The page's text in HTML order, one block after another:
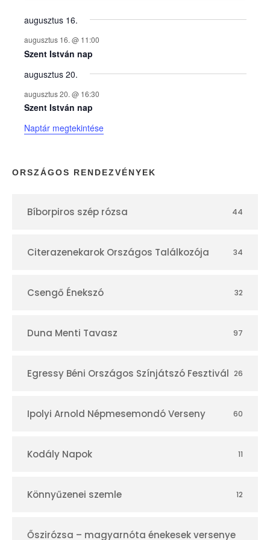
y
e
k
n
a
p
r
augusztus 16.
augusztus 16. @ 11:00
Szent István nap
augusztus 20.
augusztus 20. @ 16:30
Szent István nap
Naptár megtekintése
ORSZÁGOS RENDEZVÉNYEK
Bíborpiros szép rózsa 44
Citerazenekarok Országos Találkozója 34
Csengő Énekszó 32
Duna Menti Tavasz 97
Egressy Béni Országos Színjátszó Fesztivál 26
Ipolyi Arnold Népmesemondó Verseny 60
Kodály Napok 11
Könnyűzenei szemle 12
Őszirózsa – magyarnóta énekesek versenye